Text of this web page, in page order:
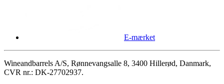
E-mærket
Wineandbarrels A/S, Rønnevangsalle 8, 3400 Hillerød, Danmark,
CVR nr.: DK-27702937.